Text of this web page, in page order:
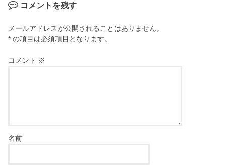
コメントを残す
メールアドレスが公開されることはありません。
* の項目は必須項目となります。
コメント ※
名前